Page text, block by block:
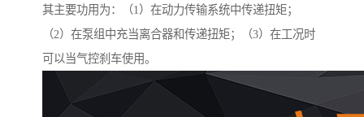
其主要功用为：（1）在动力传输系统中传递扭矩；
（2）在泵组中充当离合器和传递扭矩；（3）在工况时
可以当气控刹车使用。